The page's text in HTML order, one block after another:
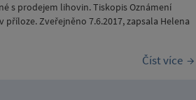
s prodejem lihovin. Tiskopis Oznámení
Zveřejněno 7.6.2017, zapsala Helena
Číst více